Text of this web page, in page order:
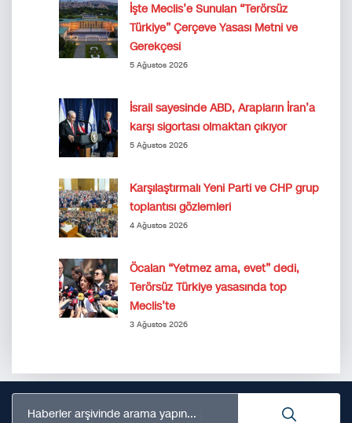
İşte Meclis’e Sunulan “Terörsüz
Türkiye” Çerçeve Yasası Metni ve
Gerekçesi
5 Ağustos 2026
İsrail sayesinde ABD, Arapların İran’a
karşı sigortası olmaktan çıkıyor
5 Ağustos 2026
Karşılaştırmalı Yeni Parti ve CHP grup
toplantısı gözlemleri
4 Ağustos 2026
Öcalan “Yetmez ama, evet” dedi,
Terörsüz Türkiye yasasında top
Meclis’te
3 Ağustos 2026
Haberler arşivinde arama yapın...